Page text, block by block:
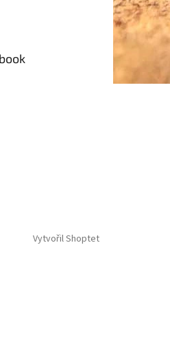
Vytvořil Shoptet